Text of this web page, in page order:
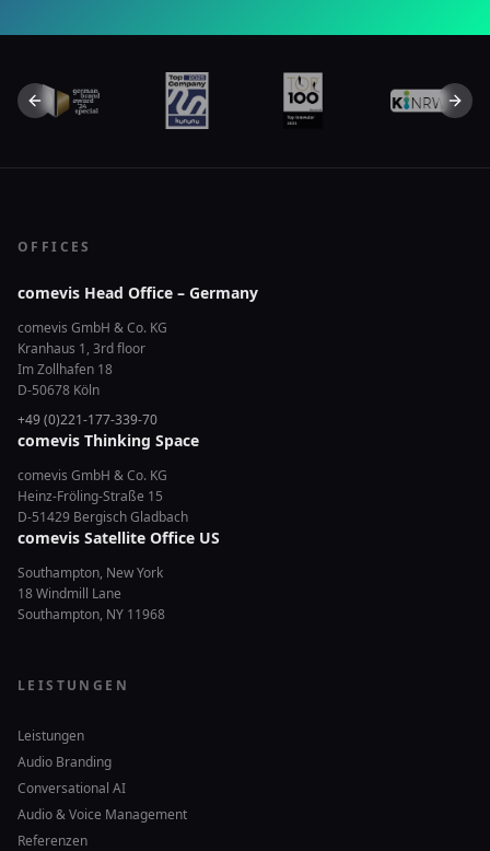
Previous slide
OFFICES
comevis Head Office – Germany
comevis GmbH & Co. KG
Kranhaus 1, 3rd floor
Im Zollhafen 18
D-50678 Köln
+49 (0)221-177-339-70
comevis Thinking Space
comevis GmbH & Co. KG
Heinz-Fröling-Straße 15
D-51429 Bergisch Gladbach
comevis Satellite Office US
Southampton, New York
18 Windmill Lane
Southampton, NY 11968
LEISTUNGEN
Leistungen
Audio Branding
Conversational AI
Audio & Voice Management
Referenzen